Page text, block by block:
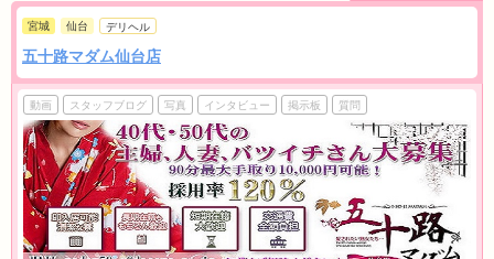
宮城 仙台 デリヘル
五十路マダム仙台店
動画 スタッフブログ 写真 インタビュー 掲示板 質問